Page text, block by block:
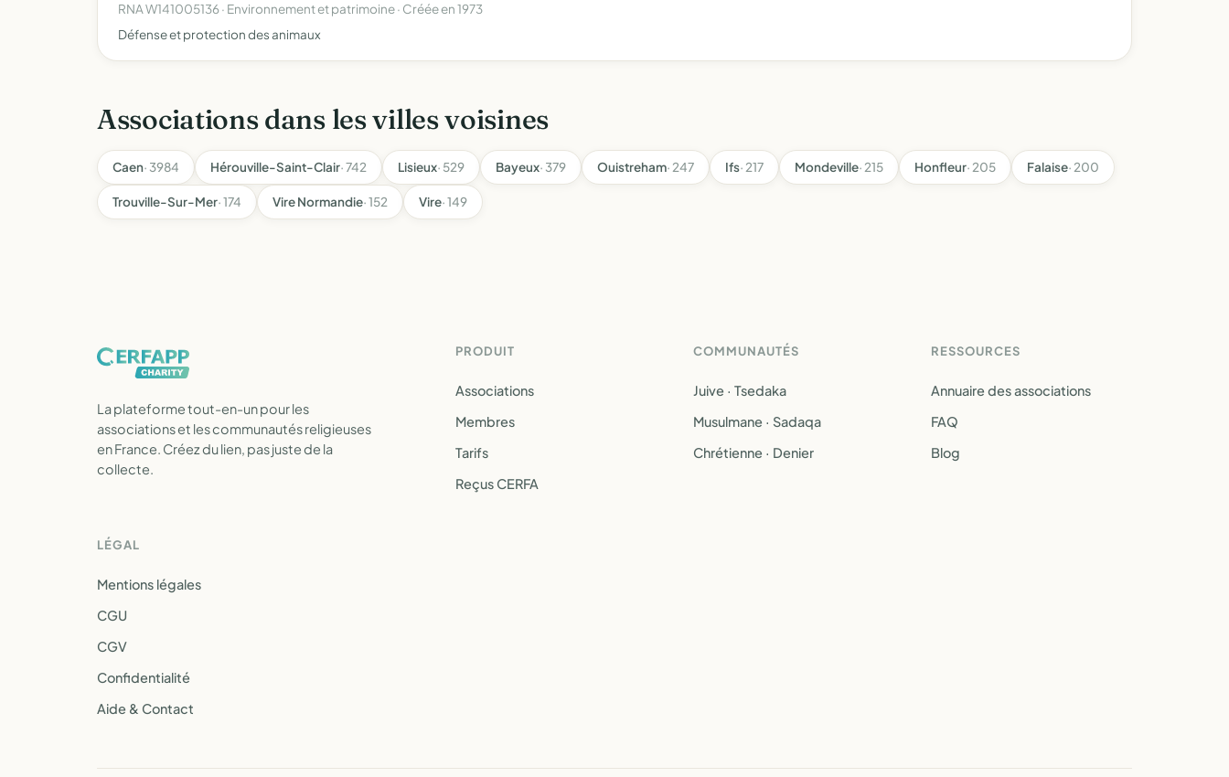
RNA W141005136 · Environnement et patrimoine · Créée en 1973
Défense et protection des animaux
Associations dans les villes voisines
Caen· 3984 Hérouville-Saint-Clair· 742 Lisieux· 529 Bayeux· 379 Ouistreham· 247 Ifs· 217 Mondeville· 215 Honfleur· 205 Falaise· 200
Trouville-Sur-Mer· 174 Vire Normandie· 152 Vire· 149
La plateforme tout-en-un pour les
associations et les communautés religieuses
en France. Créez du lien, pas juste de la
collecte.
PRODUIT
Associations
Membres
Tarifs
Reçus CERFA
COMMUNAUTÉS
Juive · Tsedaka
Musulmane · Sadaqa
Chrétienne · Denier
RESSOURCES
Annuaire des associations
FAQ
Blog
LÉGAL
Mentions légales
CGU
CGV
Confidentialité
Aide & Contact